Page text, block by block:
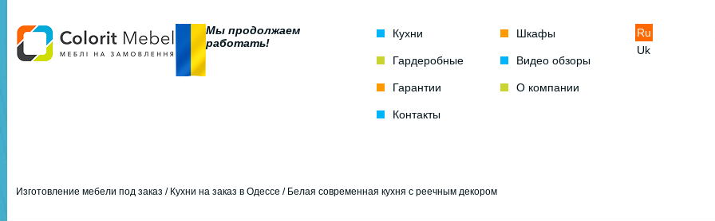
Мы продолжаем
работать!
Кухни Шкафы
Гардеробные Видео обзоры
Гарантии О компании
Контакты
Uk
Ru
Изготовление мебели под заказ / Кухни на заказ в Одессе / Белая современная кухня с реечным декором